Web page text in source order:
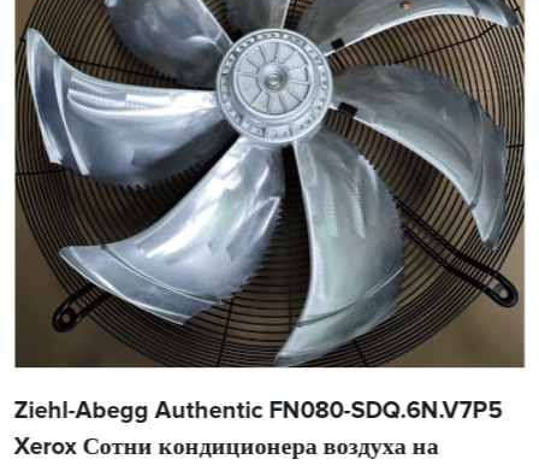
Ziehl-Abegg Authentic FN080-SDQ.6N.V7P5
Xerox Сотни кондиционера воздуха на